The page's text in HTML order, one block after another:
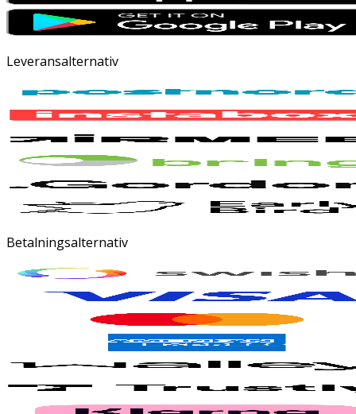
Leveransalternativ
Betalningsalternativ